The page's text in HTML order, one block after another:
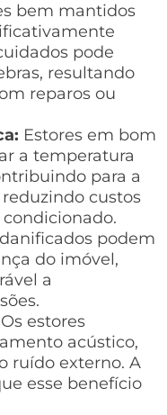
bem mantidos
pode
resultando
reparos ou
Estores em bom
a temperatura
para a
custos
podem
do imóvel,
a
Os estores
acústico,
ruído externo. A
esse benefício